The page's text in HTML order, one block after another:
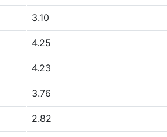
3.10
4.25
4.23
3.76
2.82